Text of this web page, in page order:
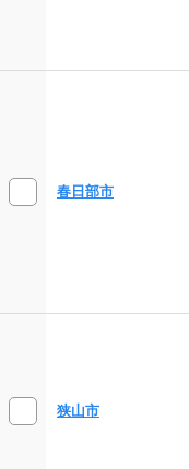
春日部市
狭山市